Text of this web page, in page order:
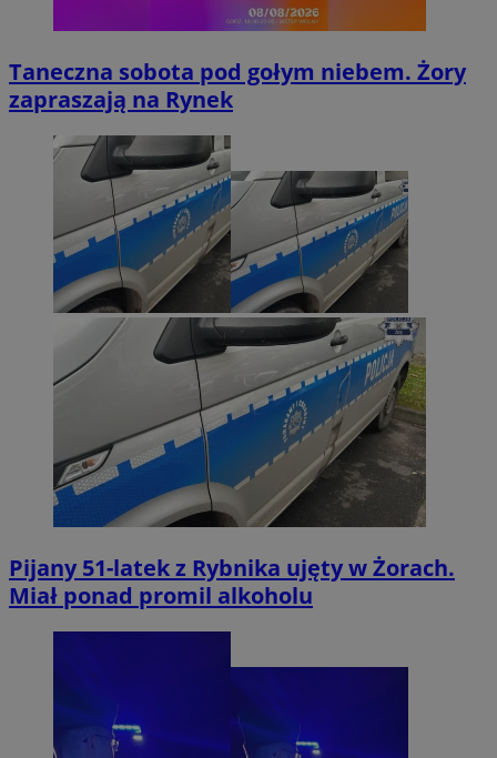
Taneczna sobota pod gołym niebem. Żory
zapraszają na Rynek
Pijany 51-latek z Rybnika ujęty w Żorach.
Miał ponad promil alkoholu